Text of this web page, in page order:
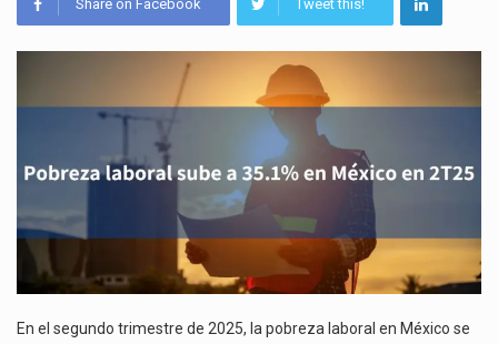
El secretario de Economía de México, Marcelo Ebrard Casaubon, sostuvo una reunión de trabajo con…
MÉXICO
EN
Share on Facebook Tweet this!
En el segundo trimestre de 2025, la pobreza laboral en México se